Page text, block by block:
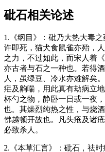
砒石相关论述
1.《纲目》：砒乃大热大毒
许即死，猫犬食鼠雀亦殆，
之力，不过如此，而宋人着
亦古者与石之一种也。若得
人，虽绿豆、冷水亦难解矣
疟及齁喘，用此真有劫病立
杯勺之物，静卧一日或一夜
也。其燥烈纯热之性，与烧
怫越顿开故也。凡头疮及诸
必致杀人。
2.《本草汇言》：砒石，祛